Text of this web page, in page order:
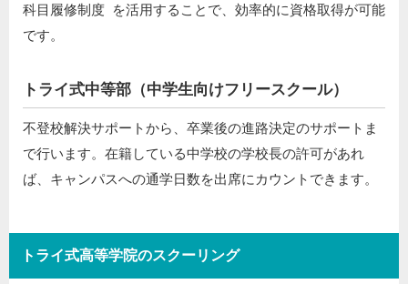
科目履修制度 を活用することで、効率的に資格取得が可能
です。
トライ式中等部（中学生向けフリースクール）​
不登校解決サポートから、卒業後の進路決定のサポートま
で行います。在籍している中学校の学校長の許可があれ
ば、キャンパスへの通学日数を出席にカウントできます。​
トライ式高等学院のスクーリング